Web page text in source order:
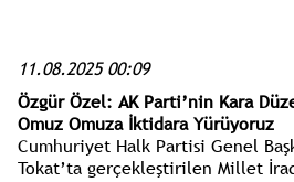
11.08.2025 00:09
Özgür Özel: AK Parti’nin Kara
Omuz Omuza İktidara Yürüyoruz
Cumhuriyet Halk Partisi Genel
Tokat’ta gerçekleştirilen Millet